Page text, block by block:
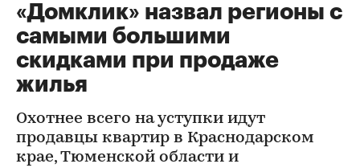
«Домклик» назвал регионы с
самыми большими
скидками при продаже
жилья
Охотнее всего на уступки идут
продавцы квартир в Краснодарском
крае, Тюменской области и